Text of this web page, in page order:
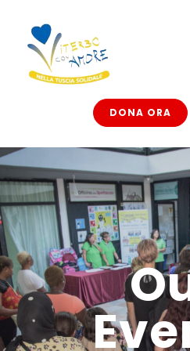
DONA ORA